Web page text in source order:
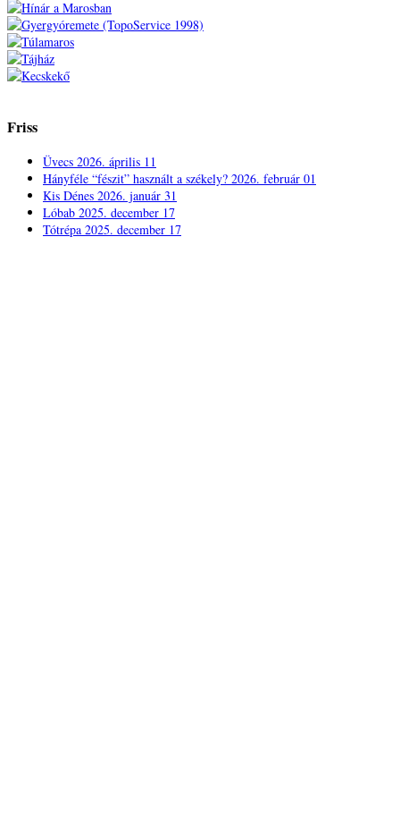
Friss
Üvecs 2026. április 11
Hányféle “fészit” használt a székely? 2026. február 01
Kis Dénes 2026. január 31
Lóbab 2025. december 17
Tótrépa 2025. december 17